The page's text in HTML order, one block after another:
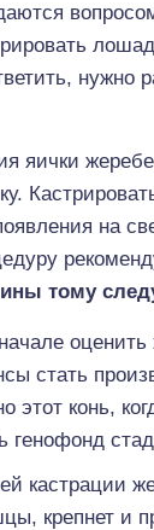
нужно
яички
на
тому
оценить
стать
этот конь,
генофонд
кастрации
крепнет и